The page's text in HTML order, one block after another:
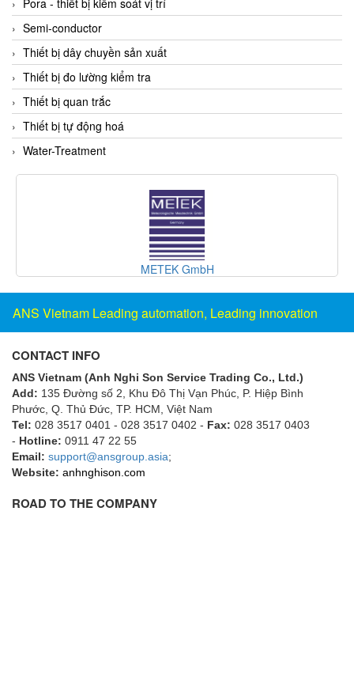
Duclean
Dukin Besko
Dunkermotoren
Durag
Dwyer
DYH
EBMPAPST
ECKERLE
Ecom-EX
ECONEX
Edward
EES
EGE Elektronik
Eilersen Vietnam
Ekstrom-Carlson
Semi-conductor
Thiết bị dây chuyền sản xuất
Thiết bị đo lường kiểm tra
Thiết bị quan trắc
Thiết bị tự động hoá
Water-Treatment
METEK GmbH
ANS Vietnam Leading automation, Leading innovation
CONTACT INFO
ANS Vietnam (Anh Nghi Son Service Trading Co., Ltd.)
Add: 135 Đường số 2, Khu Đô Thị Vạn Phúc, P. Hiệp Bình
Phước, Q. Thủ Đức, TP. HCM , Việt Nam
Tel: 028 3517 0401 - 028 3517 0402 - Fax: 028 3517 0403
- Hotline: 0911 47 22 55
Email: support@ansgroup.asia;
Website: anhnghison.com
ROAD TO THE COMPANY